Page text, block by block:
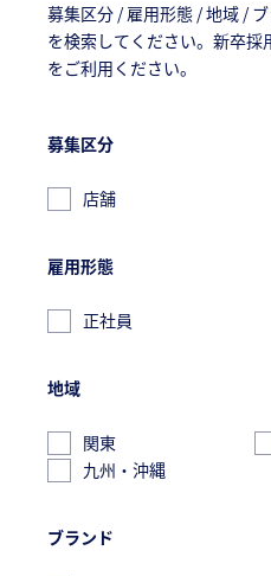
募集区分 / 雇用形態 / 地域 /
を検索してください。新卒採
をご利用ください。
募集区分
店舗
雇用形態
正社員
地域
関東
九州・沖縄
ブランド